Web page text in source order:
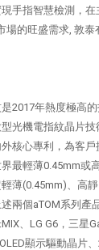
手指智慧檢測，
場的旺盛需求, 敦泰
2017年熱度極高
光機電指紋晶片
核心專利，為客
最輕薄0.45mm或
薄(0.45mm)、高
兩個aTOM系列產
、LG G6，三星
顯示驅動晶片